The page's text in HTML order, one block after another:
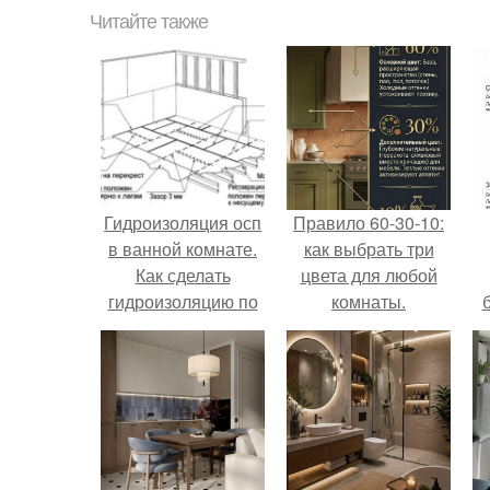
Читайте также
Гидроизоляция осп
в ванной комнате.
Как сделать
гидроизоляцию по
листам OSB
Правило 60-30-10:
как выбрать три
цвета для любой
комнаты.